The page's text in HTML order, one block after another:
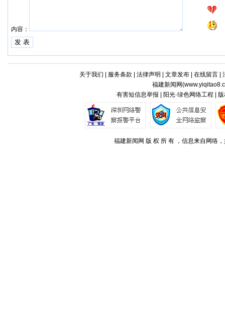
内容：
关于我们 服务条款 法律声明 文章发布| 在线留言|
福建新闻网(
有害短信息举报 | 阳光·绿色网络工程 |
福建新闻网 版 权 所 有 ，信息来自网络